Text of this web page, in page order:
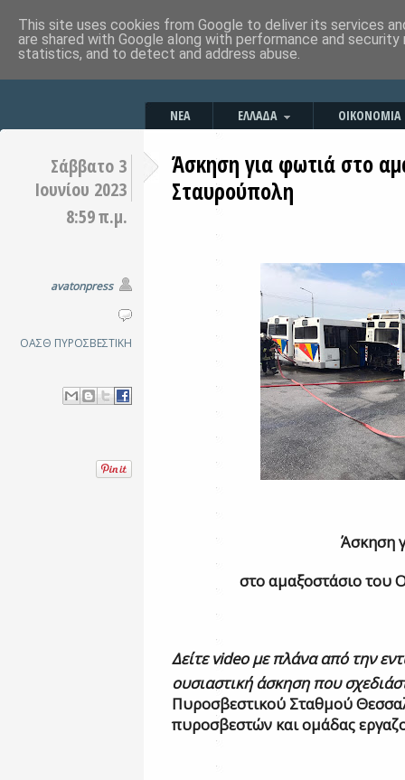
ΝΕΑ ΕΛΛΑΔΑ ΟΙΚΟΝΟΜΙΑ
Σάββατο 3
Ιουνίου 2023
8:59 π.μ.
avatonpress
ΟΑΣΘ ΠΥΡΟΣΒΕΣΤΙΚΗ
Άσκηση για φωτιά στο
Σταυρούπολη
Άσκηση
στο αμαξοστάσιο
Δείτεvideoμε πλάνα από την
ουσιαστική άσκηση που
Πυροσβεστικού Σταθμού
πυροσβεστών και ομάδας
This site uses cookies from Google to deliver its services
are shared with Google along with performance and
statistics, and to detect and address abuse.